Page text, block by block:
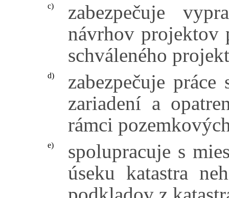
c)
zabezpečuje
návrhov projektov
schváleného
d)
zabezpečuje
zariadení a
rámci
e)
spolupracuje s
úseku katastra